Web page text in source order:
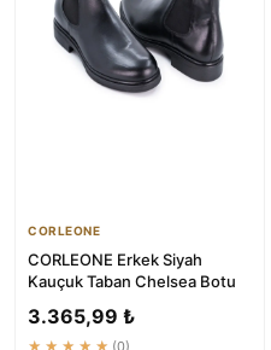
CORLEONE
CORLEONE Erkek Siyah
Kauçuk Taban Chelsea Botu
3.365,99 ₺
★★★★★ (0)